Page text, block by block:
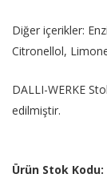
Diğer içerikler:
Citronellol,
DALLI-WERKE
edilmiştir.
Ürün Stok Kodu: